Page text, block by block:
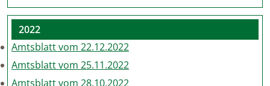
2022
Amtsblatt vom 22.12.2022
Amtsblatt vom 25.11.2022
Amtsblatt vom 28.10.2022